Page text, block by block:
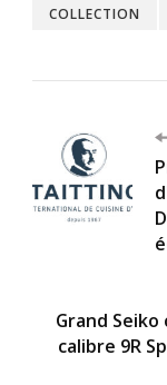
COLLECTION
Grand Seiko
calibre 9R